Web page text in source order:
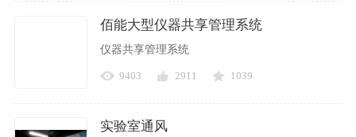
佰能大型仪器共享管理系统
仪器共享管理系统
9403 2911 1039
实验室通风